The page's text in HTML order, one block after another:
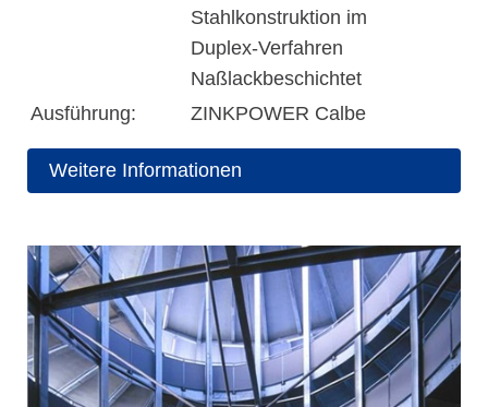
Stahlkonstruktion im
Duplex-Verfahren
Naßlackbeschichtet
Ausführung:
ZINKPOWER Calbe
Weitere Informationen